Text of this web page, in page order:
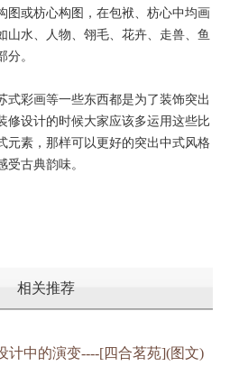
图或枋心构图，在包袱、枋心中均画
山水、人物、翎毛、花卉、走兽、鱼
分。
彩画等一些东西都是为了装饰突出
修设计的时候大家应该多运用这些比
元素，那样可以更好的突出中式风格
受古典韵味。
相关推荐
计中的演变----[四合茗苑](图文)